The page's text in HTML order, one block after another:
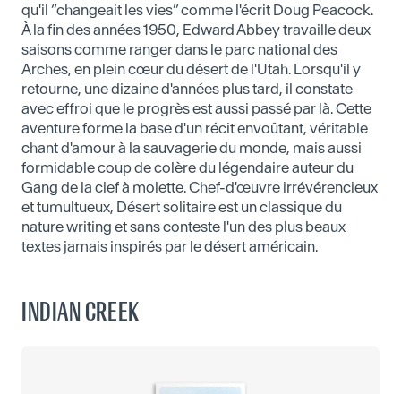
qu'il “changeait les vies” comme l'écrit Doug Peacock.
À la fin des années 1950, Edward Abbey travaille deux
saisons comme ranger dans le parc national des
Arches, en plein cœur du désert de l'Utah. Lorsqu'il y
retourne, une dizaine d'années plus tard, il constate
avec effroi que le progrès est aussi passé par là. Cette
aventure forme la base d'un récit envoûtant, véritable
chant d'amour à la sauvagerie du monde, mais aussi
formidable coup de colère du légendaire auteur du
Gang de la clef à molette. Chef-d'œuvre irrévérencieux
et tumultueux, Désert solitaire est un classique du
nature writing et sans conteste l'un des plus beaux
textes jamais inspirés par le désert américain.
INDIAN CREEK